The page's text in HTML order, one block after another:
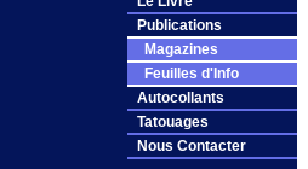
Publications
Magazines
Feuilles d'Info
Autocollants
Tatouages
Nous Contacter